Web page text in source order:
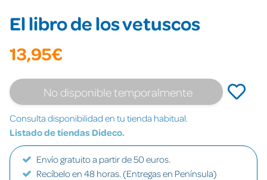
El libro de los vetuscos
13,95€
No disponible temporalmente
Consulta disponibilidad en tu tienda habitual.
Listado de tiendas Dideco.
Envío gratuito a partir de 50 euros.
Recíbelo en 48 horas. (Entregas en Península)